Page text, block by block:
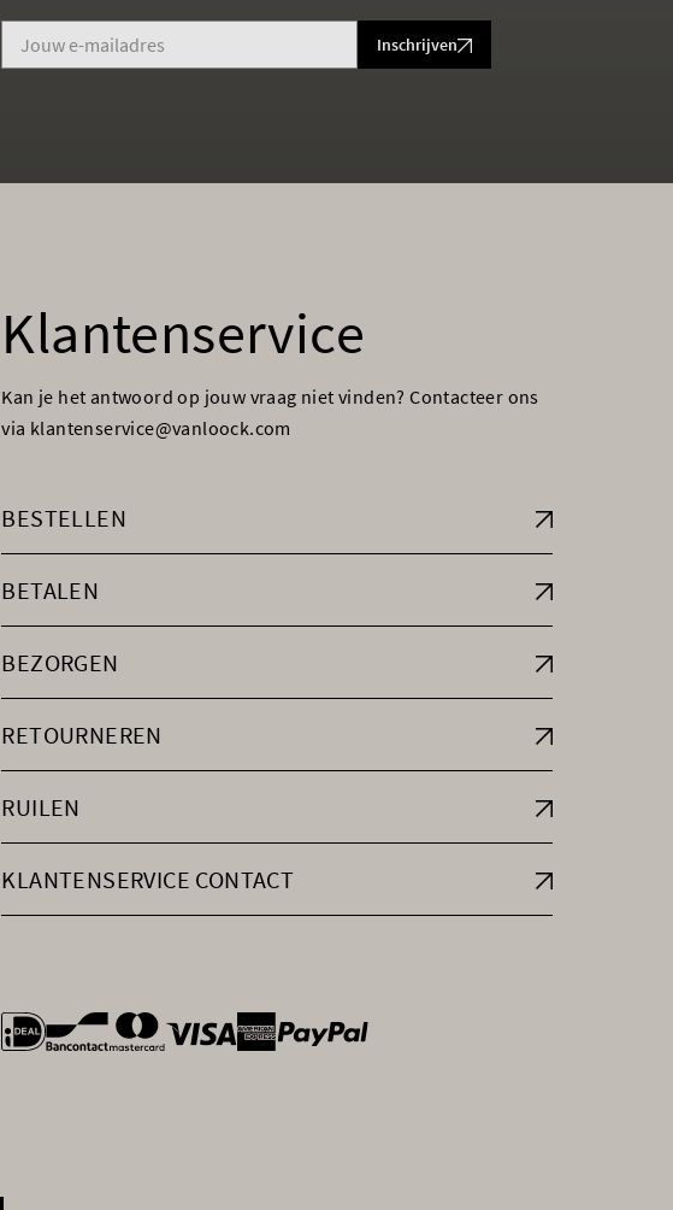
Inschrijven
Klantenservice
Kan je het antwoord op jouw vraag niet vinden? Contacteer ons
via klantenservice@vanloock.com
BESTELLEN
BETALEN
BEZORGEN
RETOURNEREN
RUILEN
KLANTENSERVICE CONTACT
general.paymentOptions